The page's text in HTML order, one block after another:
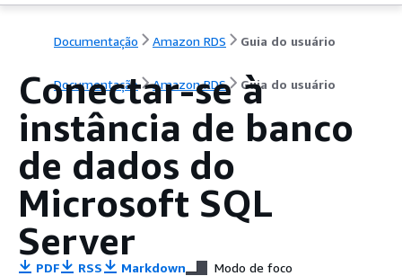
Documentação Amazon RDS Guia do usuário
Documentação Amazon RDS Guia do usuário
Conectar-se à
instância de banco
de dados do
Microsoft SQL
Server
PDF RSS Markdown Modo de foco